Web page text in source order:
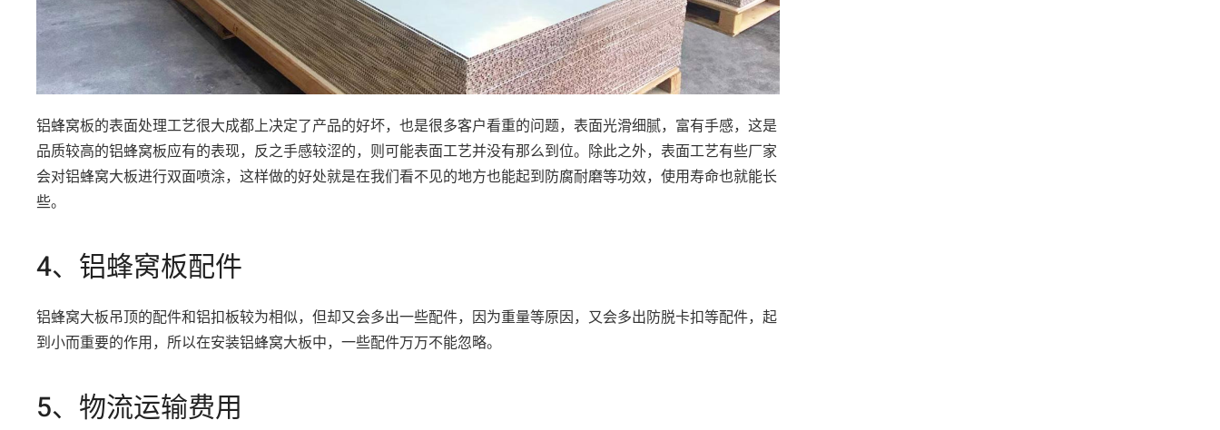
铝蜂窝板的表面处理工艺很大成都上决定了产品的好坏，也是很多客户看重的问题，表面光滑细腻，富有手感，这是
品质较高的铝蜂窝板应有的表现，反之手感较涩的，则可能表面工艺并没有那么到位。除此之外，表面工艺有些厂家
会对铝蜂窝大板进行双面喷涂，这样做的好处就是在我们看不见的地方也能起到防腐耐磨等功效，使用寿命也就能长
些。
4、铝蜂窝板配件
铝蜂窝大板吊顶的配件和铝扣板较为相似，但却又会多出一些配件，因为重量等原因，又会多出防脱卡扣等配件，起
到小而重要的作用，所以在安装铝蜂窝大板中，一些配件万万不能忽略。
5、物流运输费用